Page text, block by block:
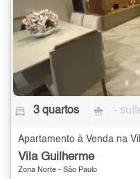
3 quartos -
Apartamento à Venda na
Vila Guilherme
Zona Norte - São Paulo